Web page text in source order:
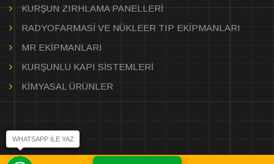
KURŞUN ZIRHLAMA PANELLERİ
RADYOFARMASİ VE NÜKLEER TIP EKİPMANLARI
MR EKİPMANLARI
KURŞUNLU KAPI SİSTEMLERİ
KİMYASAL ÜRÜNLER